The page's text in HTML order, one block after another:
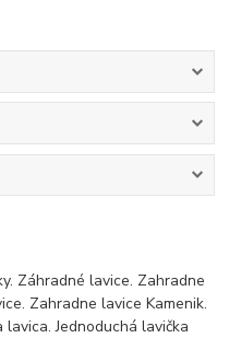
Záhradné lavice. Zahradne
Zahradne lavice Kamenik.
Jednoduchá lavička